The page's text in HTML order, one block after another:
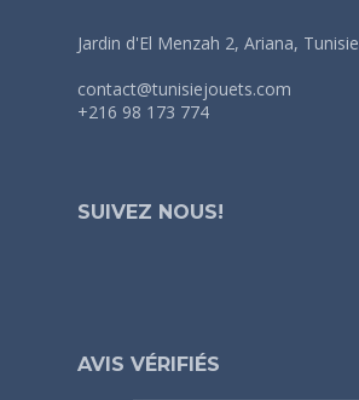
Jardin d'El Menzah 2, Ariana, Tunisie
contact@tunisiejouets.com
+216 98 173 774
SUIVEZ NOUS!
AVIS VÉRIFIÉS